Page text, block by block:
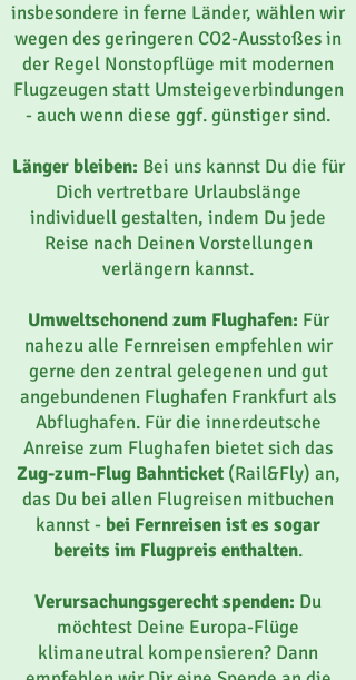
insbesondere in ferne Länder, wählen wir
wegen des geringeren CO2-Ausstoßes in
der Regel Nonstopflüge mit modernen
Flugzeugen statt Umsteigeverbindungen
- auch wenn diese ggf. günstiger sind.
Länger bleiben: Bei uns kannst Du die für
Dich vertretbare Urlaubslänge
individuell gestalten, indem Du jede
Reise nach Deinen Vorstellungen
verlängern kannst.
Umweltschonend zum Flughafen: Für
nahezu alle Fernreisen empfehlen wir
gerne den zentral gelegenen und gut
angebundenen Flughafen Frankfurt als
Abflughafen. Für die innerdeutsche
Anreise zum Flughafen bietet sich das
Zug-zum-Flug Bahnticket(Rail&Fly) an,
das Du bei allen Flugreisen mitbuchen
kannst - bei Fernreisen ist es sogar
bereits im Flugpreis enthalten.
Verursachungsgerecht spenden: Du
möchtest Deine Europa-Flüge
klimaneutral kompensieren? Dann